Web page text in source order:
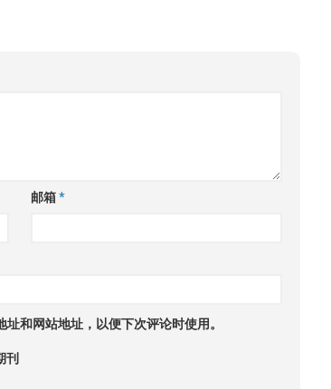
邮箱*
和网站地址，以便下次评论时使用。
刊